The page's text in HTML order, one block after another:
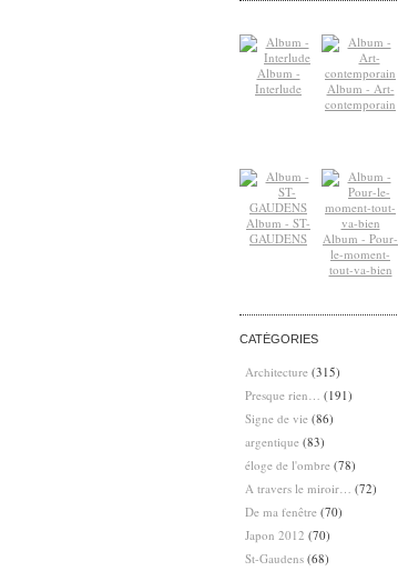
Album -
Interlude
Album - Art-
contemporain
Album - ST-
GAUDENS
Album - Pour-
le-moment-
tout-va-bien
CATÉGORIES
Architecture (315)
Presque rien…
(191)
Signe de vie (86)
argentique (83)
éloge de l'ombre (78)
A travers le miroir…
(72)
De ma fenêtre (70)
Japon 2012 (70)
St-Gaudens (68)